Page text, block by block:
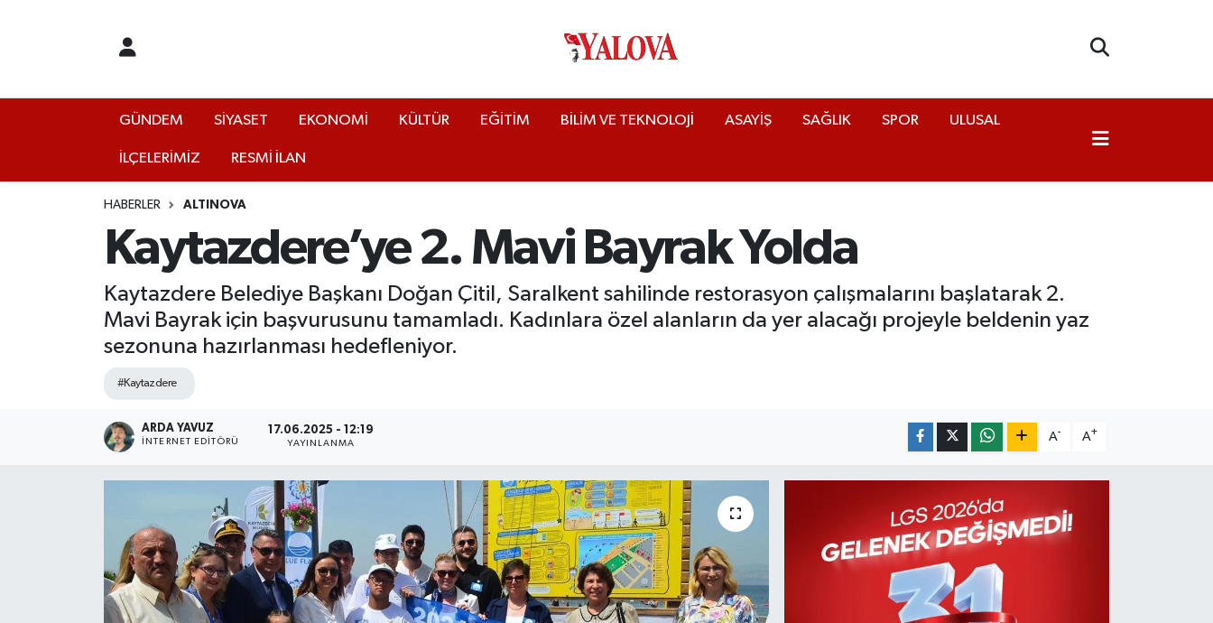
GÜNDEM SİYASET EKONOMİ KÜLTÜR EĞİTİM BİLİM VE TEKNOLOJİ ASAYİŞ SAĞLIK SPOR ULUSAL
İLÇELERİMİZ RESMİ İLAN
HABERLER ALTINOVA
Kaytazdere’ye 2. Mavi Bayrak Yolda
Kaytazdere Belediye Başkanı Doğan Çitil, Saralkent sahilinde restorasyon çalışmalarını başlatarak 2.
Mavi Bayrak için başvurusunu tamamladı. Kadınlara özel alanların da yer alacağı projeyle beldenin yaz
sezonuna hazırlanması hedefleniyor.
#Kaytazdere
ARDA YAVUZ
İNTERNET EDITÖRÜ
17.06.2025 - 12:19
YAYINLANMA
A- A+
EKONOMİ
KÜLTÜR
BİLİM VE TEKNOLOJİ
ULUSAL
İLÇELERİMİZ
RESMİ İLAN
Yalova Hava Durumu
Yalova Namaz Vakitleri
Yalova Trafik Yoğunluk Haritası
Puan Durumu ve Fikstür
Tüm Manşetler
Son Dakika Haberleri
Haber Arşivi